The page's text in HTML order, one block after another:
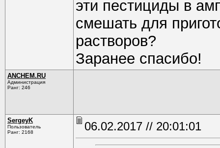
эти пестициды в
смешать для
растворов?
Заранее спасибо!
ANCHEM.RU
Администрация
Ранг: 246
SergeyK
Пользователь
Ранг: 2168
06.02.2017 // 20:01:01